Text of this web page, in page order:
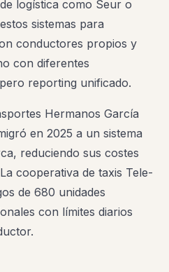
logística como Seur o
sistemas para
conductores propios y
con diferentes
reporting unificado.
Hermanos García
en 2025 a un sistema
reduciendo sus costes
cooperativa de taxis Tele-
de 680 unidades
con límites diarios